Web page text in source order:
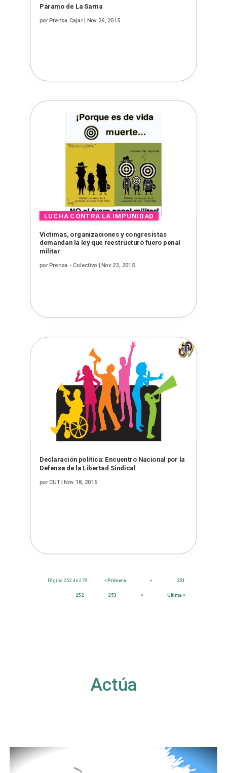
Páramo de La Sarna
porPrensa Cajar| Nov 26, 2015
Víctimas, organizaciones y congresistas
demandan la ley que reestructuró fuero penal
militar
porPrensa - Colectivo | Nov 23, 2015
Declaración política: Encuentro Nacional por la
Defensa de la Libertad Sindical
porCUT|Nov 18, 2015
Página 252 de 278 « Primera « 251
252 253 » Última »
Actúa